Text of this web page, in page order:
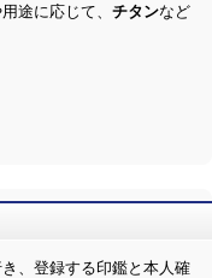
途に応じて、 チタンなど
、登録する印鑑と本人確